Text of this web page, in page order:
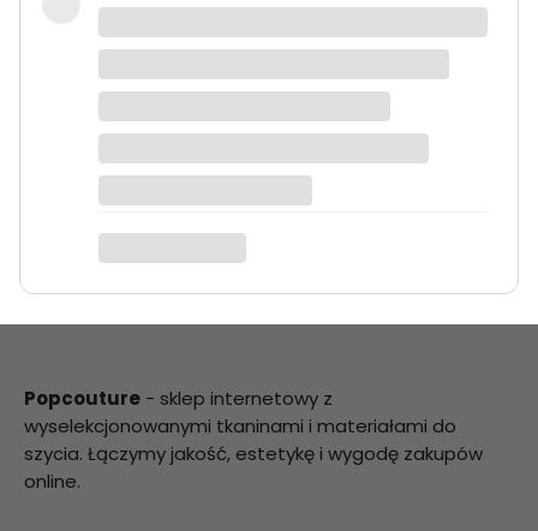
Bardzo dobra jakość tkanin, kolory
dokładnie takie jak na zdjęciach.
Zamówienie przyszło szybko i było
Anna K.
Popcouture - sklep internetowy z
wyselekcjonowanymi tkaninami i materiałami do
szycia. Łączymy jakość, estetykę i wygodę zakupów
online.